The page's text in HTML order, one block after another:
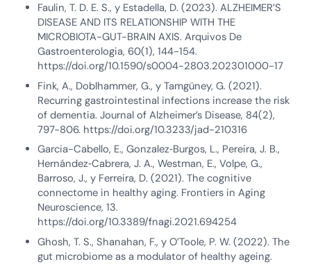
Faulin, T. D. E. S., y Estadella, D. (2023). ALZHEIMER’S
DISEASE AND ITS RELATIONSHIP WITH THE
MICROBIOTA-GUT-BRAIN AXIS. Arquivos De
Gastroenterologia, 60(1), 144-154.
https://doi.org/10.1590/s0004-2803.202301000-17
Fink, A., Doblhammer, G., y Tamgüney, G. (2021).
Recurring gastrointestinal infections increase the risk
of dementia. Journal of Alzheimer’s Disease, 84(2),
797-806. https://doi.org/10.3233/jad-210316
Garcia-Cabello, E., Gonzalez‐Burgos, L., Pereira, J. B.,
Hernández‐Cabrera, J. A., Westman, E., Volpe, G.,
Barroso, J., y Ferreira, D. (2021). The cognitive
connectome in healthy aging. Frontiers in Aging
Neuroscience, 13.
https://doi.org/10.3389/fnagi.2021.694254
Ghosh, T. S., Shanahan, F., y O’Toole, P. W. (2022). The
gut microbiome as a modulator of healthy ageing.